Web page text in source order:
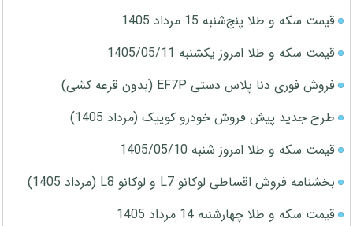
قیمت سکه و طلا پنج‌شنبه 15 مرداد 1405
قیمت سکه و طلا امروز یکشنبه 1405/05/11
فروش فوری دنا پلاس دستی EF7P (بدون قرعه کشی)
طرح جدید پیش فروش خودرو کوییک (مرداد 1405)
قیمت سکه و طلا امروز شنبه 1405/05/10
بخشنامه فروش اقساطی لوکانو L7 و لوکانو L8 (مرداد 1405)
قیمت سکه و طلا چهارشنبه 14 مرداد 1405